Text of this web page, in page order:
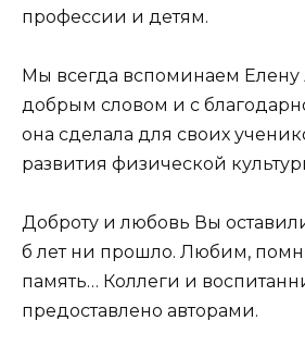
профессии и детям.
Мы всегда вспоминаем Елену
добрым словом и с
она сделала для своих
развития физической
Доброту и любовь Вы
б лет ни прошло. Любим,
память… Коллеги и
предоставлено авторами.